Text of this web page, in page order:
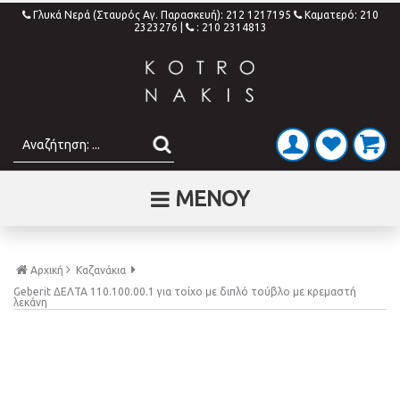
Γλυκά Νερά (Σταυρός Αγ. Παρασκευή): 212 1217195
Καματερό: 210
2323276
: 210 2314813
ΜΕΝΟΥ
Αρχική
Καζανάκια
Geberit ΔΕΛΤΑ 110.100.00.1 για τοίχο με διπλό τούβλο με κρεμαστή
λεκάνη